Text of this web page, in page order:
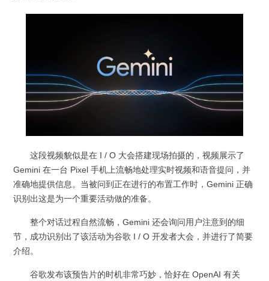
这段视频貌似是在 I / O 大会搭建现场拍摄的，视频展示了
Gemini 在一台 Pixel 手机上流畅地处理实时视频和语音提问，并
准确地提供信息。当被问到正在进行的布置工作时，Gemini 正确
识别出这是为一个重要活动做的准备。
整个对话过程自然流畅，Gemini 还会询问用户注意到的细
节，成功识别出了该活动为谷歌 I / O 开发者大会，并进行了简要
介绍。
谷歌发布该预告片的时机非常巧妙，恰好在 OpenAI 有关